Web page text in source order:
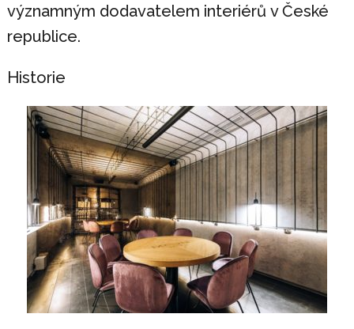
významným dodavatelem interiérů v České
republice.
Historie